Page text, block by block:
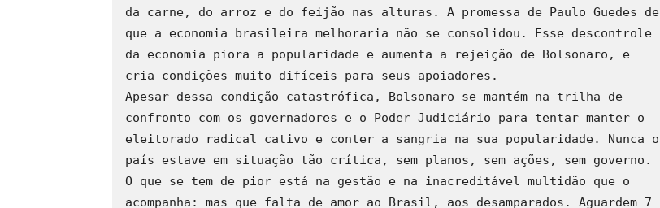
da carne, do arroz e do feijão nas alturas. A promessa de Paulo Guedes de
que a economia brasileira melhoraria não se consolidou. Esse descontrole
da economia piora a popularidade e aumenta a rejeição de Bolsonaro, e
cria condições muito difíceis para seus apoiadores.
Apesar dessa condição catastrófica, Bolsonaro se mantém na trilha de
confronto com os governadores e o Poder Judiciário para tentar manter o
eleitorado radical cativo e conter a sangria na sua popularidade. Nunca o
país estave em situação tão crítica, sem planos, sem ações, sem governo.
O que se tem de pior está na gestão e na inacreditável multidão que o
acompanha: mas que falta de amor ao Brasil, aos desamparados. Aguardem 7